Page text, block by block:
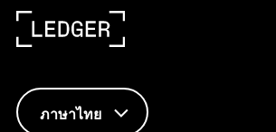
ภาษาไทย